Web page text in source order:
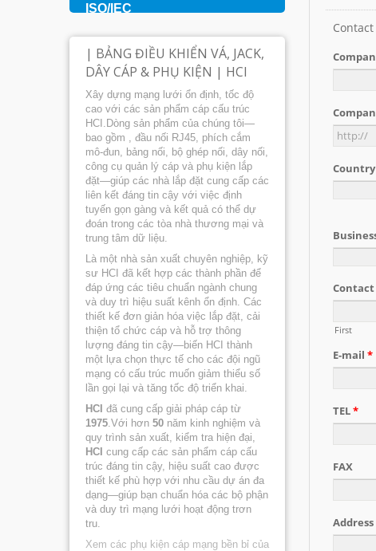
ISO/IEC
hợp
| BẢNG ĐIỀU KHIỂN VÁ, JACK,
DÂY CÁP & PHỤ KIỆN | HCI
Xây dựng mạng lưới ổn định, tốc độ
cao với các sản phẩm cáp cấu trúc
HCI.Dòng sản phẩm của chúng tôi—
bao gồm , đầu nối RJ45, phích cắm
mô-đun, bảng nối, bộ ghép nối, dây nối,
công cụ quản lý cáp và phụ kiện lắp
đặt—giúp các nhà lắp đặt cung cấp các
liên kết đáng tin cậy với việc định
tuyến gọn gàng và kết quả có thể dự
đoán trong các tòa nhà thương mại và
trung tâm dữ liệu.
Là một nhà sản xuất chuyên nghiệp, kỹ
sư HCI đã kết hợp các thành phần để
đáp ứng các tiêu chuẩn ngành chung
và duy trì hiệu suất kênh ổn định. Các
thiết kế đơn giản hóa việc lắp đặt, cải
thiện tổ chức cáp và hỗ trợ thông
lượng đáng tin cậy—biến HCI thành
một lựa chọn thực tế cho các đội ngũ
mạng có cấu trúc muốn giảm thiểu số
lần gọi lại và tăng tốc độ triển khai.
HCI đã cung cấp giải pháp cáp từ
1975.Với hơn 50 năm kinh nghiệm và
quy trình sản xuất, kiểm tra hiện đại,
HCI cung cấp các sản phẩm cáp cấu
trúc đáng tin cậy, hiệu suất cao được
thiết kế phù hợp với nhu cầu dự án đa
dạng—giúp bạn chuẩn hóa các bộ phận
và duy trì mạng lưới hoạt động trơn
tru.
Xem các phụ kiện cáp mạng bền bỉ của